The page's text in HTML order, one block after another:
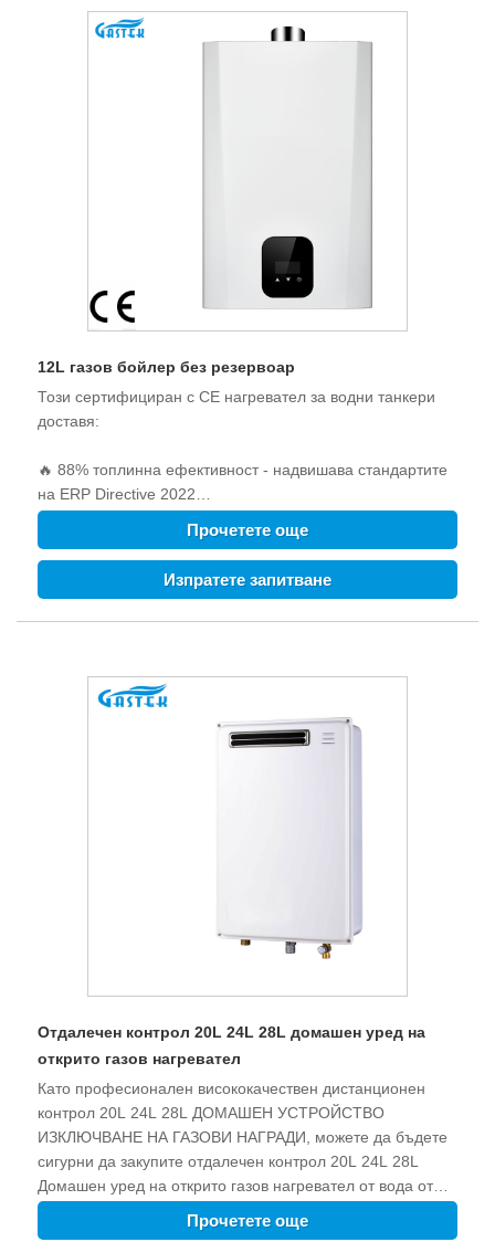
12L газов бойлер без резервоар
Този сертифициран с CE нагревател за водни танкери
доставя:
🔥 88% топлинна ефективност - надвишава стандартите
на ERP Directive 2022
💧 0,01MPA Стартиране - работи в зони с ниско налягане
на водата
🌡 ± 1 ° C Точност - Интелигентен контрол на
температурата
Инсталация на нагревателя за газов апартамент
Компактният размер (550 × 350 × 160 мм) пасва на
Прочетете още
Изпратете запитване
Отдалечен контрол 20L 24L 28L домашен уред на
открито газов нагревател
Като професионален висококачествен дистанционен
контрол 20L 24L 28L ДОМАШЕН УСТРОЙСТВО
ИЗКЛЮЧВАНЕ НА ГАЗОВИ НАГРАДИ, можете да бъдете
сигурни да закупите отдалечен контрол 20L 24L 28L
Домашен уред на открито газов нагревател от вода от
Zhongshan Gastek Home Appliance Company Limited и
ние ще ви предложим най-добрата услуга след
Прочетете още